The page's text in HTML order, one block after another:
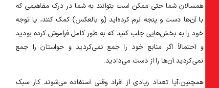
همسالان شما حتی ممکن است بتوانند به شما در درک مفاهیمی که
با آن‌ها دست و پنجه نرم کرده‌اید (و بالعکس) کمک کنند، یا توجه
خود را به بخش‌هایی جلب کنید که به طور کامل فراموش کرده بودید
و احتمالاً اگر منابع خود را جمع نمی‌کردید و حواستان را جمع
نمی‌کردید آن‌ها را از دست می‌دادید.
همچنین،آیا تعداد زیادی از افراد وقتی استفاده می‌شوند کار سبک